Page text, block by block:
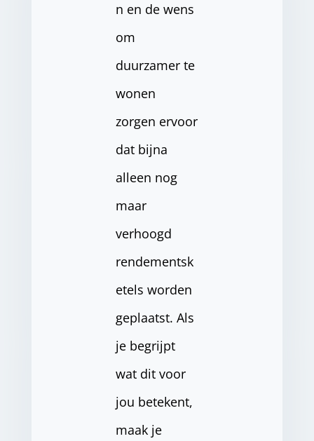
n en de wens
om
duurzamer te
wonen
zorgen ervoor
dat bijna
alleen nog
maar
verhoogd
rendementsk
etels worden
geplaatst. Als
je begrijpt
wat dit voor
jou betekent,
maak je